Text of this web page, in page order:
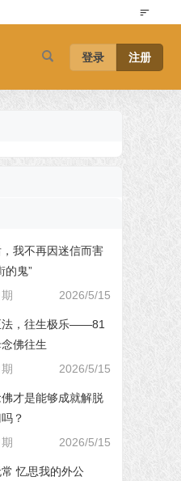
登录 注册
我不再因迷信而害
的鬼”
2026/5/15
法，往生极乐——81
佛往生
2026/5/15
佛才是能够成就解脱
？
2026/5/15
常 忆思我的外公